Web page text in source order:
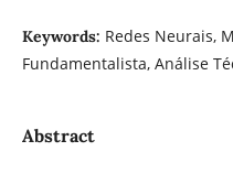
Keywords: Redes Neurais,
Fundamentalista, Análise
Abstract